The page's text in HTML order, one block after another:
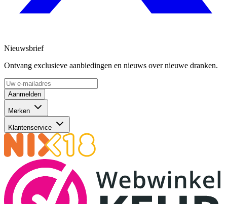
Nieuwsbrief
Ontvang exclusieve aanbiedingen en nieuws over nieuwe dranken.
Aanmelden
Merken
Klantenservice